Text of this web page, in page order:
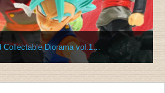
Collectable Diorama vol.1…